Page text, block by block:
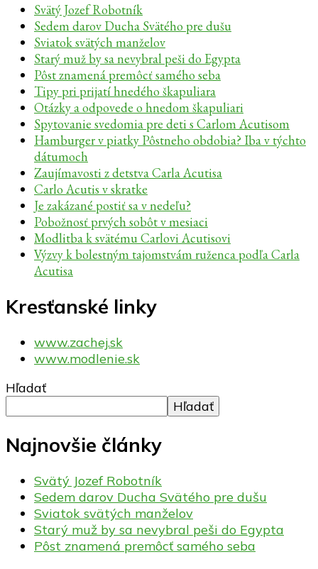
Svätý Jozef Robotník
Sedem darov Ducha Svätého pre dušu
Sviatok svätých manželov
Starý muž by sa nevybral peši do Egypta
Pôst znamená premôcť samého seba
Tipy pri prijatí hnedého škapuliara
Otázky a odpovede o hnedom škapuliari
Spytovanie svedomia pre deti s Carlom Acutisom
Hamburger v piatky Pôstneho obdobia? Iba v týchto
dátumoch
Zaujímavosti z detstva Carla Acutisa
Carlo Acutis v skratke
Je zakázané postiť sa v nedeľu?
Pobožnosť prvých sobôt v mesiaci
Modlitba k svätému Carlovi Acutisovi
Výzvy k bolestným tajomstvám ruženca podľa Carla
Acutisa
Kresťanské linky
www.zachej.sk
www.modlenie.sk
Hľadať
Hľadať
Najnovšie články
Svätý Jozef Robotník
Sedem darov Ducha Svätého pre dušu
Sviatok svätých manželov
Starý muž by sa nevybral peši do Egypta
Pôst znamená premôcť samého seba